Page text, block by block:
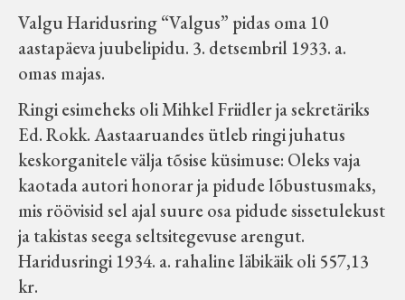
Valgu Haridusring “Valgus” pidas oma 10
aastapäeva juubelipidu. 3. detsembril 1933. a.
omas majas.
Ringi esimeheks oli Mihkel Friidler ja sekretäriks
Ed. Rokk. Aastaaruandes ütleb ringi juhatus
keskorganitele välja tõsise küsimuse: Oleks vaja
kaotada autori honorar ja pidude lõbustusmaks,
mis röövisid sel ajal suure osa pidude sissetulekust
ja takistas seega seltsitegevuse arengut.
Haridusringi 1934. a. rahaline läbikäik oli 557,13
kr.